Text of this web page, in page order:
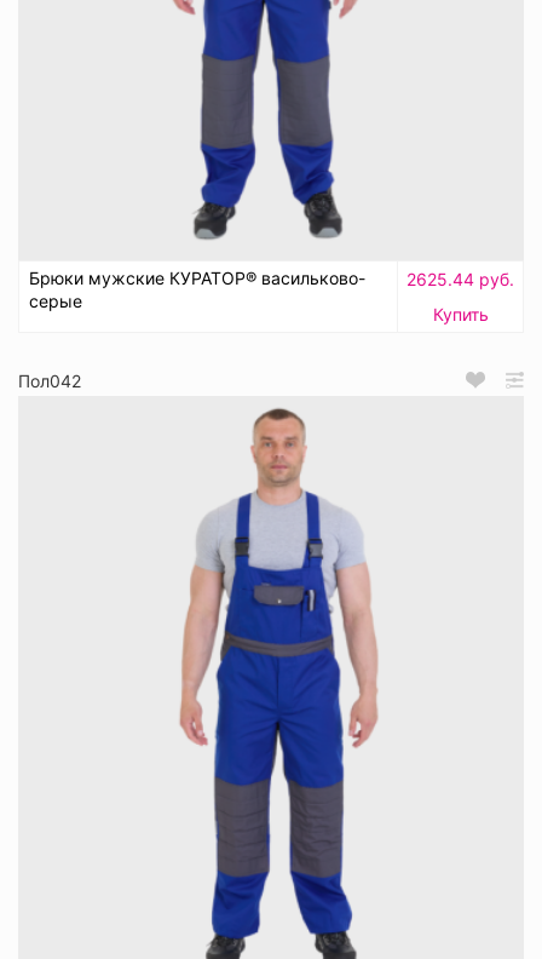
Брюки мужские КУРАТОР® васильково-
серые
2625.44 руб.
Купить
Пол042